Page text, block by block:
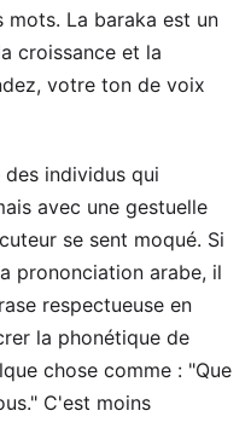
mots. La baraka est un
croissance et la
votre ton de voix
individus qui
avec une gestuelle
se sent moqué. Si
prononciation arabe, il
respectueuse en
la phonétique de
chose comme : "Que
C'est moins